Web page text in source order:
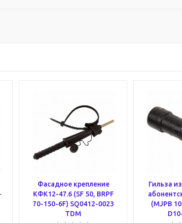
Фасадное крепление
КФК12-47.6 (SF 50, BRPF
70-150-6F) SQ0412-0023
TDM
Гильза
(MJPB